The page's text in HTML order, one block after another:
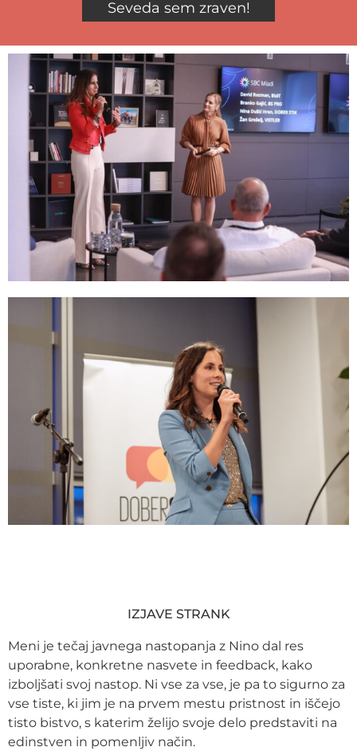
Seveda sem zraven!
IZJAVE STRANK
Meni je tečaj javnega nastopanja z Nino dal res
uporabne, konkretne nasvete in feedback, kako
izboljšati svoj nastop. Ni vse za vse, je pa to sigurno za
vse tiste, ki jim je na prvem mestu pristnost in iščejo
tisto bistvo, s katerim želijo svoje delo predstaviti na
edinstven in pomenljiv način.